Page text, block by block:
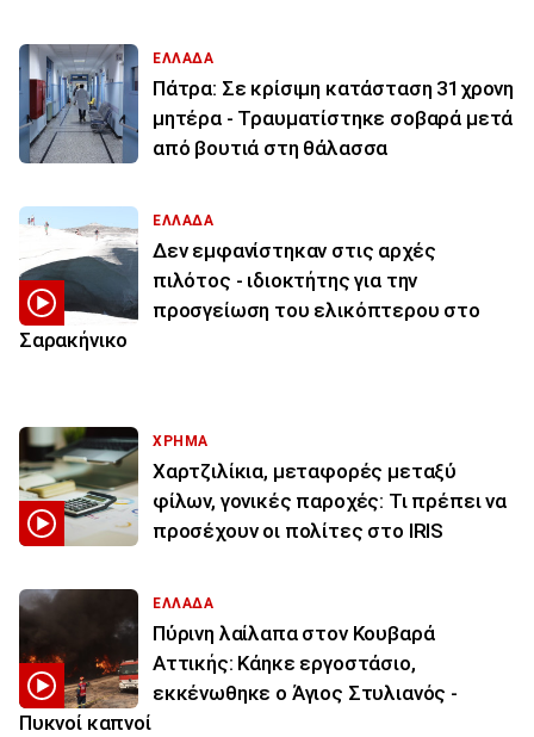
ΕΛΛΑΔΑ
Πάτρα: Σε κρίσιμη κατάσταση 31χρονη
μητέρα - Τραυματίστηκε σοβαρά μετά
από βουτιά στη θάλασσα
ΕΛΛΑΔΑ
Δεν εμφανίστηκαν στις αρχές
πιλότος - ιδιοκτήτης για την
προσγείωση του ελικόπτερου στο
Σαρακήνικο
ΧΡΗΜΑ
Χαρτζιλίκια, μεταφορές μεταξύ
φίλων, γονικές παροχές: Τι πρέπει να
προσέχουν οι πολίτες στο IRIS
ΕΛΛΑΔΑ
Πύρινη λαίλαπα στον Κουβαρά
Αττικής: Κάηκε εργοστάσιο,
εκκένωθηκε ο Άγιος Στυλιανός -
Πυκνοί καπνοί